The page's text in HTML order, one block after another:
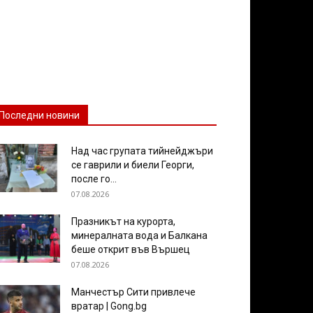
новини
Над час групата тийнейджъри
се гаврили и биели Георги,
после го...
07.08.2026
Празникът на курорта,
минералната вода и Балкана
беше открит във Вършец
07.08.2026
Манчестър Сити привлече
вратар | Gong.bg